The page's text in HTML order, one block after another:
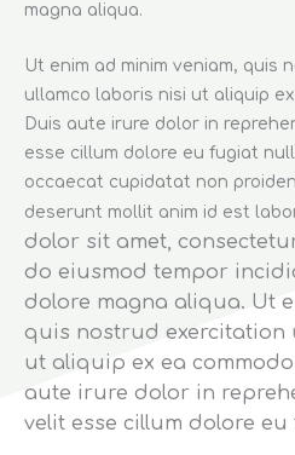
magna aliqua.
Ut enim ad minim veniam, quis
ullamco laboris nisi ut aliquip
Duis aute irure dolor in
esse cillum dolore eu fugiat
occaecat cupidatat non
deserunt mollit anim id est
dolor sit amet,
do eiusmod tempor
dolore magna aliqua. Ut
quis nostrud exercitation
ut aliquip ex ea
aute irure dolor in
velit esse cillum dolore